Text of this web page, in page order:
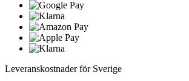
Leveranskostnader för Sverige